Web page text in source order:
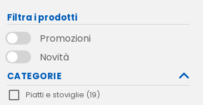
Filtra i prodotti
Promozioni
Novità
CATEGORIE
Piatti e stoviglie (19)